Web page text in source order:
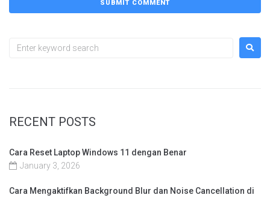
RECENT POSTS
Cara Reset Laptop Windows 11 dengan Benar
January 3, 2026
Cara Mengaktifkan Background Blur dan Noise Cancellation di